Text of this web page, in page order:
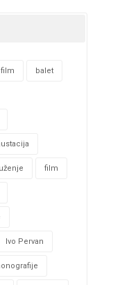
balet
film
Ivo Pervan